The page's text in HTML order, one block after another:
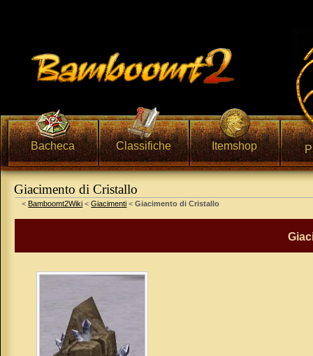
Bacheca Classifiche Itemshop
Giacimento di Cristallo
Vai a:navigazione,ricerca
< Bamboomt2Wiki <Giacimenti <Giacimento di Cristallo